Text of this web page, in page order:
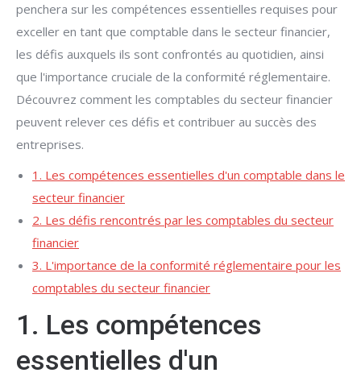
penchera sur les compétences essentielles requises pour
exceller en tant que comptable dans le secteur financier,
les défis auxquels ils sont confrontés au quotidien, ainsi
que l'importance cruciale de la conformité réglementaire.
Découvrez comment les comptables du secteur financier
peuvent relever ces défis et contribuer au succès des
entreprises.
1. Les compétences essentielles d'un comptable dans le
secteur financier
2. Les défis rencontrés par les comptables du secteur
financier
3. L'importance de la conformité réglementaire pour les
comptables du secteur financier
1. Les compétences
essentielles d'un